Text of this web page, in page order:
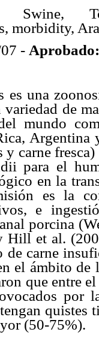
Swine,
morbidity,
- Aprobado:
es una
variedad de
mundo
Argentina
y carne
para el
en la
es la
e
porcina
Hill et al.
de carne
el ámbito de
que entre
por
quistes
(50-75%).